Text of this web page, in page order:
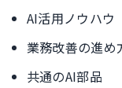
AI活用ノウハウ
業務改善の進め
共通のAI部品